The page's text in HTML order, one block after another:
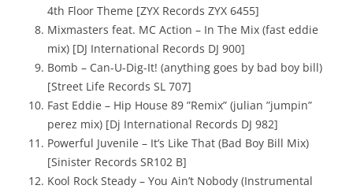
4th Floor Theme [ZYX Records ZYX 6455]
Mixmasters feat. MC Action – In The Mix (fast eddie
mix) [DJ International Records DJ 900]
Bomb – Can-U-Dig-It! (anything goes by bad boy bill)
[Street Life Records SL 707]
Fast Eddie – Hip House 89 ”Remix” (julian ”jumpin”
perez mix) [Dj International Records DJ 982]
Powerful Juvenile – It’s Like That (Bad Boy Bill Mix)
[Sinister Records SR102 B]
Kool Rock Steady – You Ain’t Nobody (Instrumental